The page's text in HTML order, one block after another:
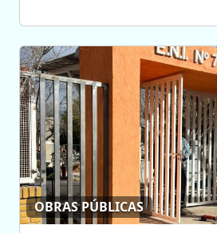
OBRAS PÚBLICAS